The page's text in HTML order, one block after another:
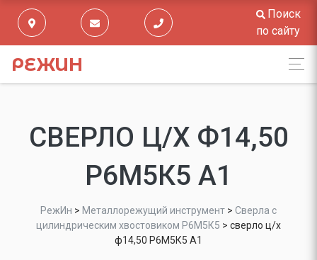
Поиск
по сайту
РЕЖИН
СВЕРЛО Ц/Х Ф14,50
Р6М5К5 А1
РежИн > Металлорежущий инструмент > Сверла с
цилиндрическим хвостовиком Р6М5К5 > сверло ц/х
ф14,50 Р6М5К5 А1